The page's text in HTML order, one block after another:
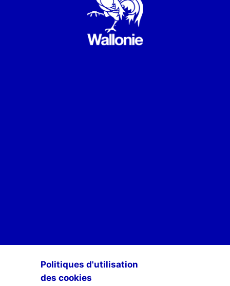
POUR ÊTRE INFORMÉ·E·S DES ACTIVITÉS DE SCAN-R
Politiques d'utilisation
des cookies